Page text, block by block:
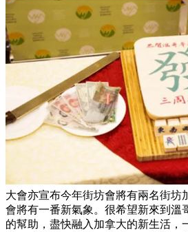
大會亦宣布今年街坊會將有兩名街坊
會將有一番新氣象。很希望新來到溫
的幫助，盡快融入加拿大的新生活，